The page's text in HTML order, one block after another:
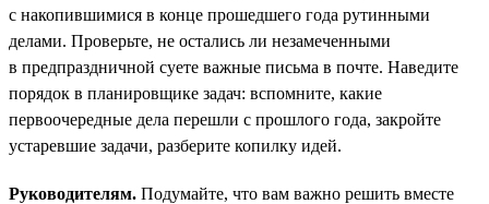
с накопившимися в конце прошедшего года рутинными
делами. Проверьте, не остались ли незамеченными
в предпраздничной суете важные письма в почте. Наведите
порядок в планировщике задач: вспомните, какие
первоочередные дела перешли с прошлого года, закройте
устаревшие задачи, разберите копилку идей.
Руководителям. Подумайте, что вам важно решить вместе